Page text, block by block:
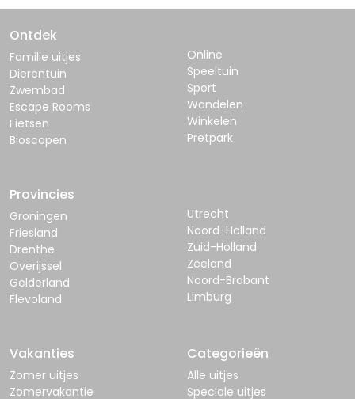
Ontdek
Familie uitjes
Dierentuin
Zwembad
Escape Rooms
Fietsen
Bioscopen
Online
Speeltuin
Sport
Wandelen
Winkelen
Pretpark
Provincies
Groningen
Friesland
Drenthe
Overijssel
Gelderland
Flevoland
Utrecht
Noord-Holland
Zuid-Holland
Zeeland
Noord-Brabant
Limburg
Vakanties
Zomer uitjes
Zomervakantie
Categorieën
Alle uitjes
Speciale uitjes